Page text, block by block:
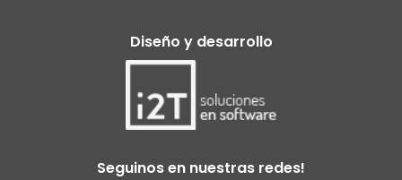
Diseño y desarrollo
Seguinos en nuestras redes!